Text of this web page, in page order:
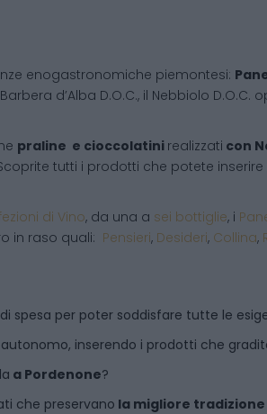
enogastronomiche piemontesi:
d’Alba D.O.C., il Nebbiolo
praline e cioccolatini realizzati con
tutti i prodotti che potete
di Vino, da una a sei bottiglie, i
in raso quali: Pensieri, Desideri, Collina,
spesa per poter soddisfare tutte le
inserendo i prodotti che
a Pordenone?
che preservano la migliore